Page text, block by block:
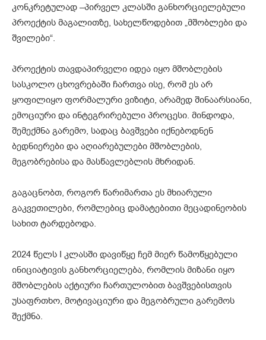
კონკრეტულად –პირველ კლასში განხორციელებული
პროექტის მაგალითზე, სახელწოდებით „მშობლები და
შვილები“.
პროექტის თავდაპირველი იდეა იყო მშობლების
სასკოლო ცხოვრებაში ჩართვა ისე, რომ ეს არ
ყოფილიყო ფორმალური ვიზიტი, არამედ შინაარსიანი,
ემოციური და ინტეგრირებული პროცესი. მინდოდა,
შემექმნა გარემო, სადაც ბავშვები იქნებოდნენ
ბედნიერები და აღიარებულები მშობლების,
მეგობრებისა და მასწავლებლის მხრიდან.
გაგაცნობთ, როგორ წარიმართა ეს მხიარული
გაკვეთილები, რომლებიც დამატებითი მეცადინეობის
სახით ტარდებოდა.
2024 წელს I კლასში დავიწყე ჩემ მიერ წამოწყებული
ინიციატივის განხორციელება, რომლის მიზანი იყო
მშობლების აქტიური ჩართულობით ბავშვებისთვის
უსაფრთხო, მოტივაციური და მეგობრული გარემოს
შექმნა.